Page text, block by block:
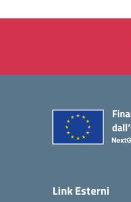
Link Esterni